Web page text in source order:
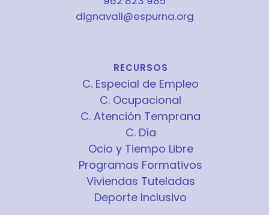
dignavall@espurna.org
RECURSOS
C. Especial de Empleo
C. Ocupacional
C. Atención Temprana
C. Día
Ocio y Tiempo Libre
Programas Formativos
Viviendas Tuteladas
Deporte Inclusivo